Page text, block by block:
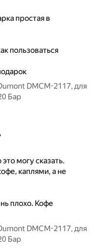
простая в
пользоваться
DMCM-2117, для
Бар
могу сказать.
каплями, а не
плохо. Кофе
DMCM-2117, для
Бар